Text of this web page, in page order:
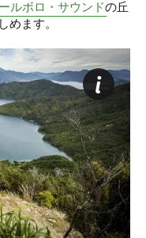
ルボロ・サウンドの丘
めます。